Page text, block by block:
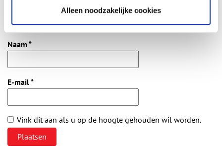
Alleen noodzakelijke cookies
Vereiste velden zijn gemarkeerd met *. Het e-mailadres wordt niet
Naam *
E-mail*
Vink dit aan als u op de hoogte gehouden wil worden.